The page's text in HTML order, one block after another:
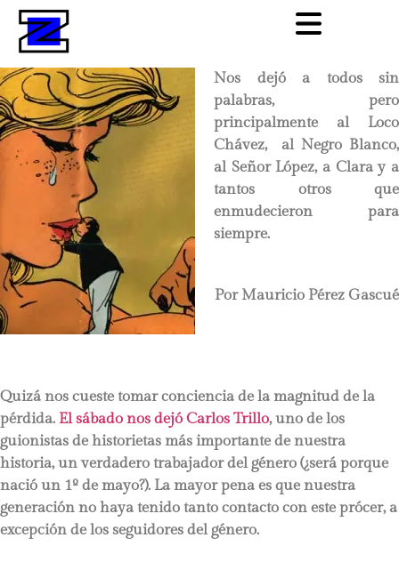
Nos dejó a todos sin
palabras, pero
principalmente al Loco
Chávez, al Negro Blanco,
al Señor López, a Clara y a
tantos otros que
enmudecieron para
siempre.
Por Mauricio Pérez Gascué
Quizá nos cueste tomar conciencia de la magnitud de la
pérdida. El sábado nos dejó Carlos Trillo, uno de los
guionistas de historietas más importante de nuestra
historia, un verdadero trabajador del género (¿será porque
nació un 1º de mayo?). La mayor pena es que nuestra
generación no haya tenido tanto contacto con este prócer, a
excepción de los seguidores del género.